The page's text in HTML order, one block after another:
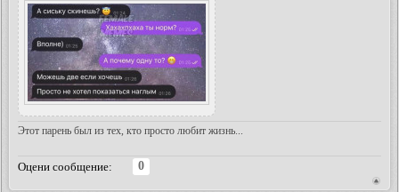
Этот парень был из тех, кто просто любит жизнь...
Оцени сообщение:
0